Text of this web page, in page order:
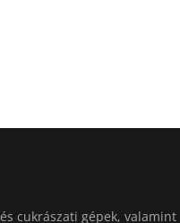
cukrászati gépek, valamint